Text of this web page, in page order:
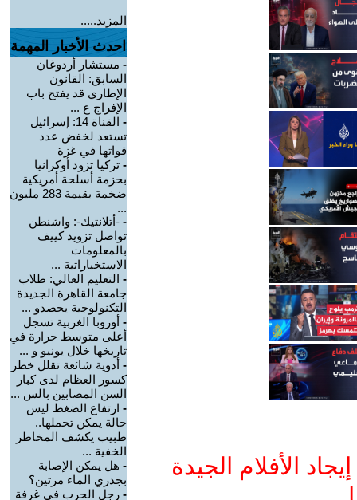
الأفلام الجيدة
المزيد.....
احدث الأخبار المهمة
- مستشار أردوغان
السابق: القانون
الإطاري قد يفتح باب
الإفراج ع ...
-
القناة 14: إسرائيل
تستعد لخفض عدد
قواتها في غزة
- تركيا تزود أوكرانيا
بحزمة أسلحة أمريكية
ضخمة بقيمة 283 مليون
...
- -أتلانتيك-: واشنطن
تواصل تزويد كييف
بالمعلومات
الاستخباراتية ...
- التعليم العالي: طلاب
جامعة القاهرة الجديدة
التكنولوجية يحصدو ...
- أوروبا الغربية تسجل
أعلى متوسط حرارة في
تاريخها خلال يونيو و ...
- أدوية شائعة تقلل خطر
كسور العظام لدى كبار
السن المصابين بالس ...
- ارتفاع الضغط ليس
حالة يمكن تحملها..
طبيب يكشف المخاطر
الخفية ...
- هل يمكن الإصابة
بجدري الماء مرتين؟
- رجل الحرب في غرفة